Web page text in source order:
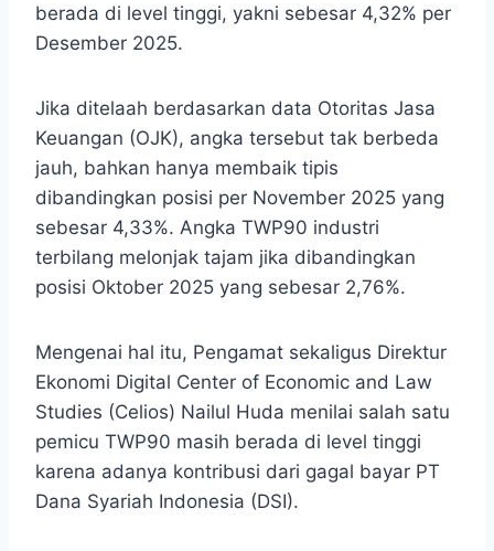
berada di level tinggi, yakni sebesar 4,32% per
Desember 2025.
Jika ditelaah berdasarkan data Otoritas Jasa
Keuangan (OJK), angka tersebut tak berbeda
jauh, bahkan hanya membaik tipis
dibandingkan posisi per November 2025 yang
sebesar 4,33%. Angka TWP90 industri
terbilang melonjak tajam jika dibandingkan
posisi Oktober 2025 yang sebesar 2,76%.
Mengenai hal itu, Pengamat sekaligus Direktur
Ekonomi Digital Center of Economic and Law
Studies (Celios) Nailul Huda menilai salah satu
pemicu TWP90 masih berada di level tinggi
karena adanya kontribusi dari gagal bayar PT
Dana Syariah Indonesia (DSI).